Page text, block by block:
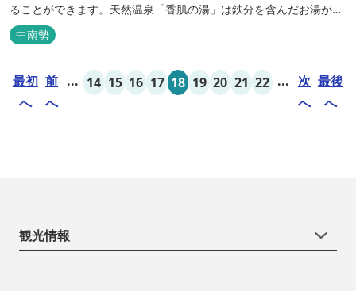
ることができます。天然温泉「香肌の湯」は鉄分を含んだお湯が特
徴。 松阪の観光情報は、松阪観光インフォメーションサイト ワク
ワク松阪 へ。
中南勢
最初
へ
前
へ
... 14 15 16 17 18 19 20 21 22 ... 次
へ
最後
へ
観光情報